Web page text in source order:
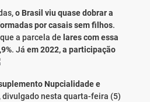
o Brasil viu quase dobrar a
por casais sem filhos.
a parcela de lares com essa
. Já em 2022, a participação
Nupcialidade e
divulgado nesta quarta-feira (5)